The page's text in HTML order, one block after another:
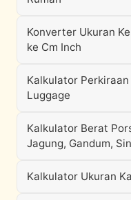
Konverter Ukuran
ke Cm Inch
Kalkulator
Luggage
Kalkulator Berat
Jagung, Gandum,
Kalkulator Ukuran